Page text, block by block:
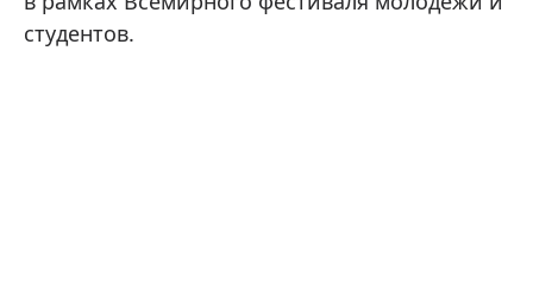
студентов.